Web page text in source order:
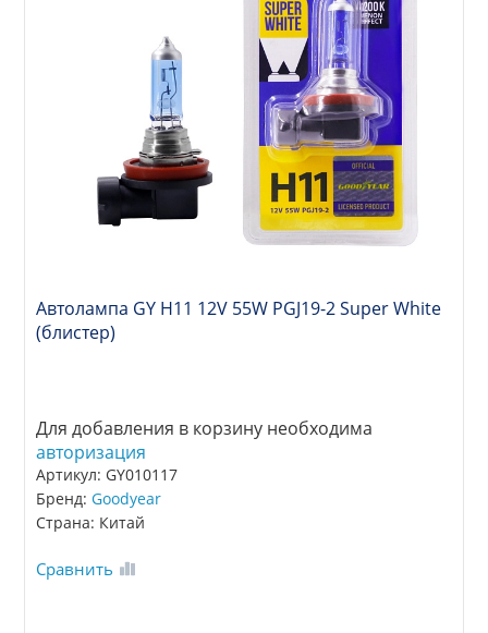
Автолампа GY Н11 12V 55W PGJ19-2 Super White
(блистер)
Для добавления в корзину необходима
авторизация
Артикул: GY010117
Бренд:Goodyear
Страна: Китай
Сравнить